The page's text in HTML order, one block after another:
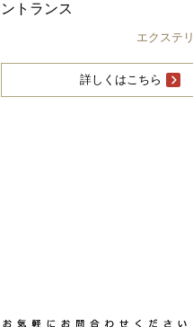
ントランス
エクステ
詳しくはこちら